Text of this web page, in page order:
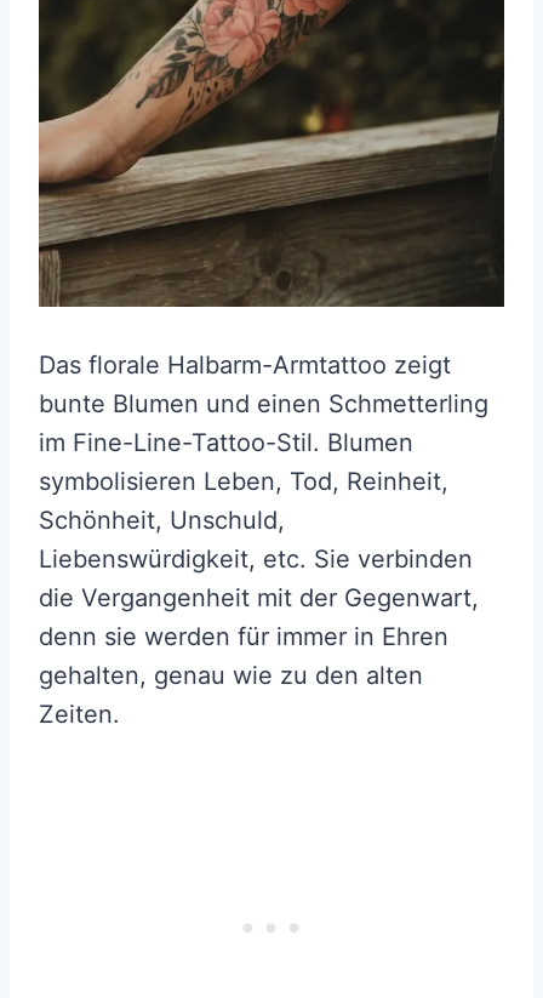
Das florale Halbarm-Armtattoo zeigt
bunte Blumen und einen Schmetterling
im Fine-Line-Tattoo-Stil. Blumen
symbolisieren Leben, Tod, Reinheit,
Schönheit, Unschuld,
Liebenswürdigkeit, etc. Sie verbinden
die Vergangenheit mit der Gegenwart,
denn sie werden für immer in Ehren
gehalten, genau wie zu den alten
Zeiten.